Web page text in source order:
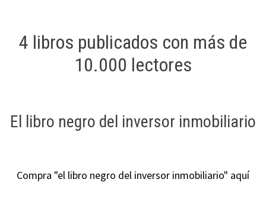
4 libros publicados con más de
10.000 lectores
El libro negro del inversor inmobiliario
Compra "el libro negro del inversor inmobiliario" aquí